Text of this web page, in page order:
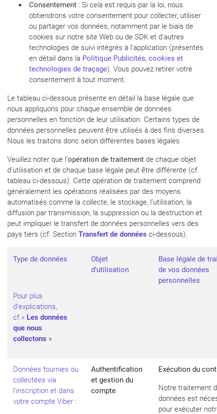
Consentement : Si cela est requis par la loi, nous
obtiendrons votre consentement pour collecter, utiliser
ou partager vos données, notamment par le biais de
cookies sur notre site Web ou de SDK et d’autres
technologies de suivi intégrés à l’application (présentés
en détail dans la Politique Publicités, cookies et
technologies de traçage). Vous pouvez retirer votre
consentement à tout moment.
Le tableau ci-dessous présente en détail la base légale que
nous appliquons pour chaque ensemble de données
personnelles en fonction de leur utilisation. Certains types de
données personnelles peuvent être utilisés à des fins diverses.
Nous les traitons donc selon différentes bases légales.
Veuillez noter que l’opération de traitement de chaque objet
d’utilisation et de chaque base légale peut être différente (cf.
tableau ci-dessous). Cette opération de traitement comprend
généralement les opérations réalisées par des moyens
automatisés comme la collecte, le stockage, l’utilisation, la
diffusion par transmission, la suppression ou la destruction et
peut impliquer le transfert de données personnelles vers des
pays tiers (cf. Section Transfert de données ci-dessous).
Type de données
Pour plus
d’explications,
cf.« Les données
que nous
collectons »
Objet
d’utilisation
Base légale de
de vos données
personnelles
Données fournies ou
collectées via
l’inscription et dans
votre compte Viber :
Authentification
et gestion du
compte
Exécution du
Notre traitement
données est
pour exécuter